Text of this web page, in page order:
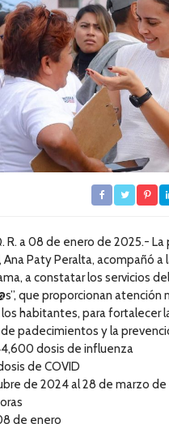
R. a 08 de enero de 2025.-
Ana Paty Peralta, acompañó a
a constatar los servicios
que proporcionan atención
habitantes, para fortalecer
padecimientos y la
dosis de influenza
de COVID
de 2024 al 28 de marzo
de enero